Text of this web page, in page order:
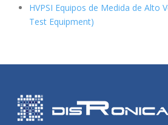
HVPSI Equipos de Medida de Alto
Test Equipment)